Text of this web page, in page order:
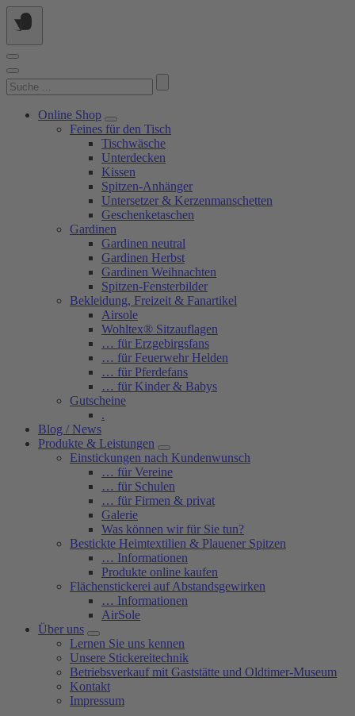
Springe
zum
Suchen
nach:
Online Shop
Feines für den Tisch
Tischwäsche
Unterdecken
Kissen
Spitzen-Anhänger
Untersetzer & Kerzenmanschetten
Geschenketaschen
Gardinen
Gardinen neutral
Gardinen Herbst
Gardinen Weihnachten
Spitzen-Fensterbilder
Bekleidung, Freizeit & Fanartikel
Airsole
Wohltex® Sitzauflagen
… für Erzgebirgsfans
… für Feuerwehr Helden
… für Pferdefans
… für Kinder & Babys
Gutscheine
.
Blog / News
Produkte & Leistungen
Einstickungen nach Kundenwunsch
… für Vereine
… für Schulen
… für Firmen & privat
Galerie
Was können wir für Sie tun?
Bestickte Heimtextilien & Plauener Spitzen
… Informationen
Produkte online kaufen
Flächenstickerei auf Abstandsgewirken
… Informationen
AirSole
Über uns
Lernen Sie uns kennen
Unsere Stickereitechnik
Betriebsverkauf mit Gaststätte und Oldtimer-Museum
Kontakt
Impressum